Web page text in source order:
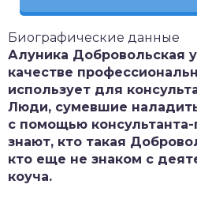
Биографические данные
Алуника Добровольская
качестве
использует для
Люди, сумевшие
с помощью
знают, кто такая
кто еще не знаком с
коуча.